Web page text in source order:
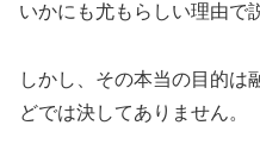
いかにも尤もらしい理由で
しかし、その本当の目的は
どでは決してありません。